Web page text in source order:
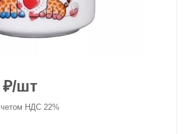
₽/шт
НДС 22%